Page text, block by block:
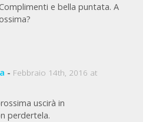
e bella puntata. A
- Febbraio 14th, 2016 at
uscirà in
perdertela.